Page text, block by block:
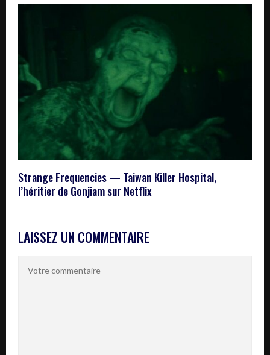
Strange Frequencies — Taiwan Killer Hospital,
l’héritier de Gonjiam sur Netflix
LAISSEZ UN COMMENTAIRE